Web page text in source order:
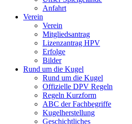
Anfahrt
Verein
Verein
Mitgliedsantrag
Lizenzantrag HPV
Erfolge
Bilder
Rund um die Kugel
Rund um die Kugel
Offizielle DPV Regeln
Regeln Kurzform
ABC der Fachbegriffe
Kugelherstellung
Geschichtliches